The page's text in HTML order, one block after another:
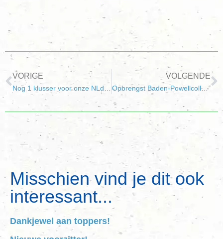
VORIGE
Nog 1 klusser voor onze NLdoet klus!
VOLGENDE
Opbrengst Baden-Powellcollecte naar Swaziland
Misschien vind je dit ook
interessant...
Dankjewel aan toppers!